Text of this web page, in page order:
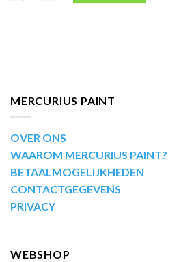
MERCURIUS PAINT
OVER ONS
WAAROM MERCURIUS PAINT?
BETAALMOGELIJKHEDEN
CONTACTGEGEVENS
PRIVACY
WEBSHOP